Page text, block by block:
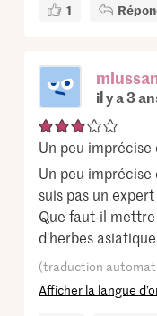
1
il y a 3
Un peu
Un peu
suis pas un
Que faut-il
d'herbes
(traduction
Afficher la langue